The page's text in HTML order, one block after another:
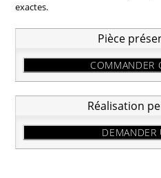
exactes.
Pièce
COMMANDER
Réalisation
DEMANDER